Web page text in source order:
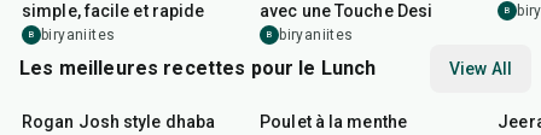
simple, facile et rapide
B biryaniites
avec une Touche Desi
B biryaniites
B
Les meilleures recettes pour le Lunch View All
Rogan Josh style dhaba Poulet à la menthe